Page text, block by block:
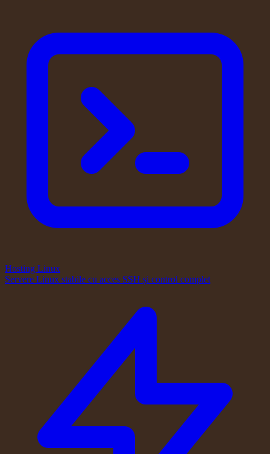
Hosting Linux
Servere Linux stabile cu acces SSH și control complet